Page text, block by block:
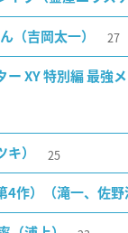
（吉岡太一） 27
ー XY 特別編 最強
キ） 25
4作）（滝一、佐野